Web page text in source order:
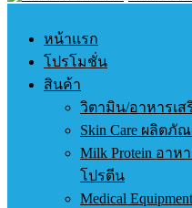
หน้าแรก
โปรโมชั่น
สินค้า
วิตามิน/อาหารเส
Skin Care ผลิตภั
Milk Protein อาห
โปรตีน
Medical